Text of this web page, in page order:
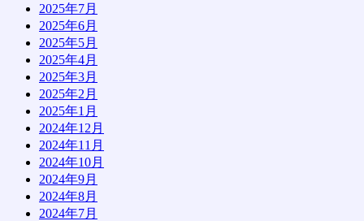
2025年7月
2025年6月
2025年5月
2025年4月
2025年3月
2025年2月
2025年1月
2024年12月
2024年11月
2024年10月
2024年9月
2024年8月
2024年7月